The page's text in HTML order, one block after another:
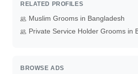
RELATED PROFILES
Muslim Grooms in Bangladesh
Private Service Holder Grooms in
BROWSE ADS